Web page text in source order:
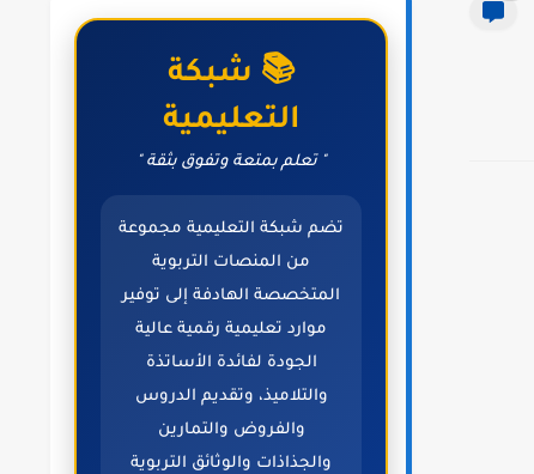
📚 شبكة
التعليمية
" تعلم بمتعة وتفوق بثقة "
تضم شبكة التعليمية مجموعة
من المنصات التربوية
المتخصصة الهادفة إلى توفير
موارد تعليمية رقمية عالية
الجودة لفائدة الأساتذة
والتلاميذ، وتقديم الدروس
والفروض والتمارين
والجذاذات والوثائق التربوية